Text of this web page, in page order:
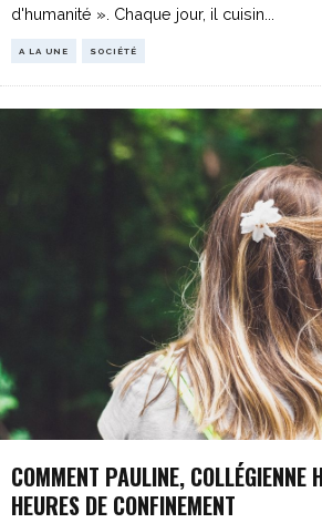
d'humanité ». Chaque jour, il cuisin
A LA UNE SOCIÉTÉ
COMMENT PAULINE, COLLÉGIENNE
HEURES DE CONFINEMENT